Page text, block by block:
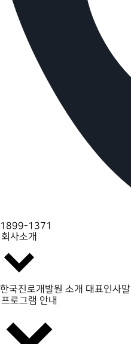
1899-1371
회사소개
한국진로개발원 소개 대표인사말
프로그램 안내